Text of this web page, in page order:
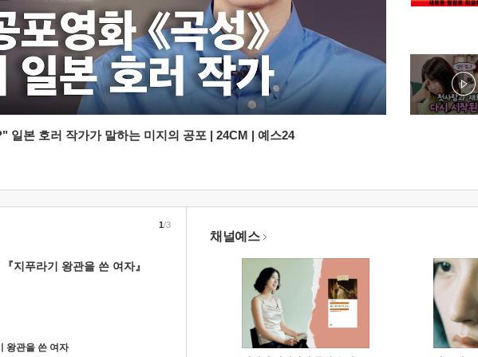
일본 호러 작가가 말하는 미지의 공포 | 24CM | 예스24
지푸라기 왕관을 쓴 여자』
왕관을 쓴 여자
1/3
채널예스